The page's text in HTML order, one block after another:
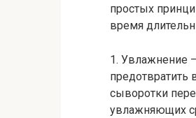
простых
время
1. Увлажнение
сыворотки
увлажняющих